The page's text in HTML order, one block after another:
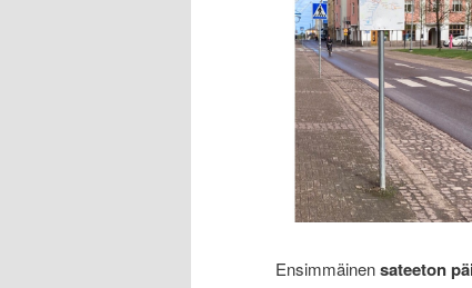
Ensimmäinensateeton